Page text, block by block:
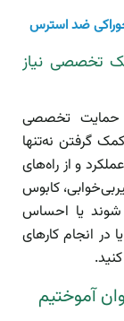
تخصصی نیاز
حمایت تخصصی
گرفتن نه‌تنها
و از راه‌های
کابوس
شوند یا احساس
در انجام کارهای
آموختیم